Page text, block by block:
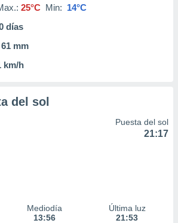
25°C Min: 14°C
días
61 mm
km/h
del sol
Puesta del sol
21:17
Mediodía
13:56
Última luz
21:53